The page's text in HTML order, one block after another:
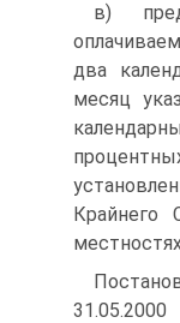
в)
два
месяц
Крайнего